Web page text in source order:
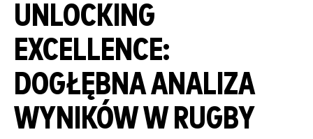
UNLOCKING
EXCELLENCE:
DOGŁĘBNA ANALIZA
WYNIKÓW W RUGBY